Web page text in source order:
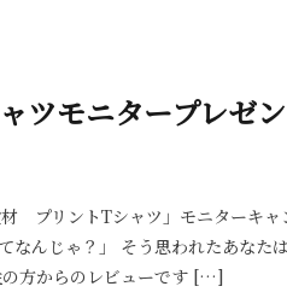
ツモニタープレゼ
プリントTシャツ」モニターキャ
なんじゃ？」 そう思われたあなた
の方からのレビューです […]